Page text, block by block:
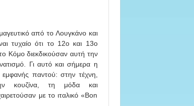
από το Λουγκάνο και
τυχαίο ότι το 12ο και 13ο
Κόμο διεκδικούσαν αυτή την
Γι αυτό και σήμερα η
εμφανής παντού: στην τέχνη,
κουζίνα, τη μόδα και
με το ιταλικό «Bon